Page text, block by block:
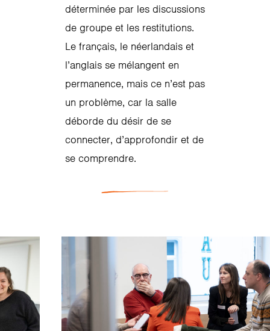
déterminée par les discussions
de groupe et les restitutions.
Le français, le néerlandais et
l’anglais se mélangent en
permanence, mais ce n’est pas
un problème, car la salle
déborde du désir de se
connecter, d’approfondir et de
se comprendre.